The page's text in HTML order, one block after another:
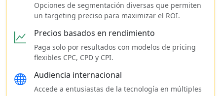
Opciones de segmentación diversas que permiten
un targeting preciso para maximizar el ROI.
Precios basados en rendimiento
Paga solo por resultados con modelos de pricing
flexibles CPC, CPD y CPI.
Audiencia internacional
Accede a entusiastas de la tecnología en múltiples